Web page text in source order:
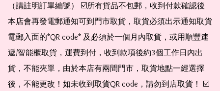
（請註明訂單編號） ☑️所有貨品不包郵，收到付款確認後
本店會再發電郵通知可到門市取貨，取貨必須出示通知取貨
電郵入面的*QR code* 及必須於一個月內取貨，或用順豐速
遞/智能櫃取貨，運費到付，收到款項後約3個工作日內出
貨，不能夾單，由於本店有兩間門市，取貨地點一經選擇
後，不能更改！如未收到取貨QR code，請勿到店取貨！ ☑️